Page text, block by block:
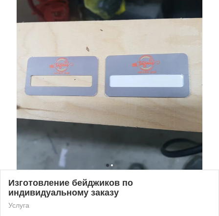
Изготовление бейджиков по
индивидуальному заказу
Услуга